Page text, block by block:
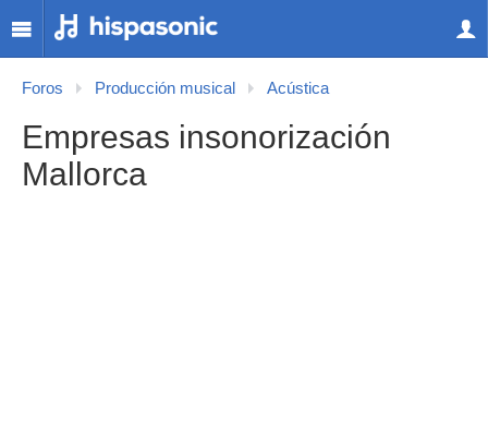
Foros Producción musical Acústica
Empresas insonorización
Mallorca